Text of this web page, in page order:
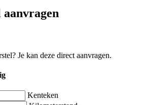
Je kan deze direct aanvragen.
Kenteken